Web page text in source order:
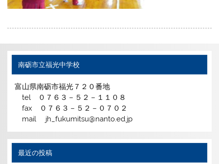
南砺市立福光中学校
富山県南砺市福光７２０番地
tel ０７６３－５２－１１０８
fax ０７６３－５２－０７０２
mail jh_fukumitsu@nanto.ed.jp
最近の投稿